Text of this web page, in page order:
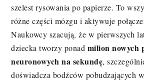
szelest rysowania po papierze. To
różne części mózgu i aktywuje
Naukowcy szacują, że w pierwszych
dziecka tworzy ponad milion nowych
neuronowych na sekundę,
doświadcza bodźców pobudzających